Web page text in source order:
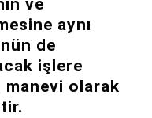
ve
aynı
de
işlere
olarak